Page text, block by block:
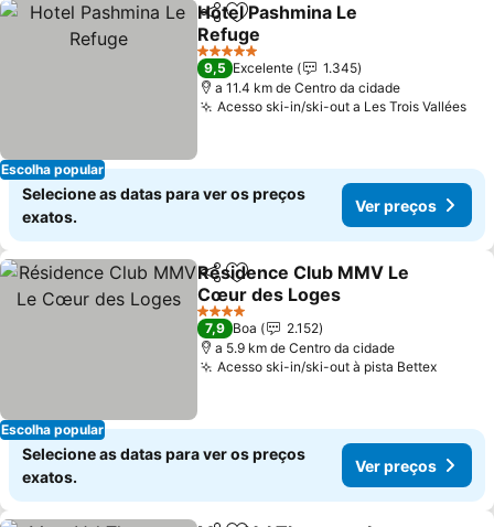
Escolha popular
PartilharAdicionar aos favoritos
Hotel Pashmina Le
Refuge
Ver preços
5 Estrelas
9,5 Excelente
1.345
a 11.4 km de Centro da cidade
Acesso ski-in/ski-out a Les Trois Vallées
Selecione as datas para ver os preços
exatos.
Ver preços
Escolha popular
PartilharAdicionar aos favoritos
Résidence Club MMV Le
Cœur des Loges
Ver preços
4 Estrelas
7,9 Boa
2.152
a 5.9 km de Centro da cidade
Acesso ski-in/ski-out à pista BettexVer
Selecione as datas para ver os preços
exatos.
Ver preços